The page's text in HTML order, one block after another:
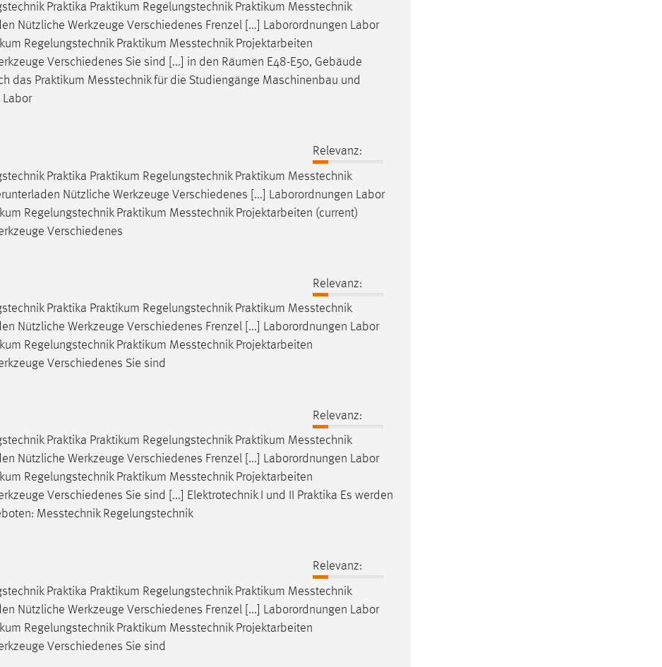
Praktika Praktikum Regelungstechnik Praktikum Messtechnik
Nützliche Werkzeuge Verschiedenes Frenzel [...] Laborordnungen Labor
Regelungstechnik Praktikum MesstechnikProjektarbeiten
Verschiedenes Sie sind [...] in den Räumen E48-E50, Gebäude
das Praktikum Messtechnikfür die Studiengänge Maschinenbau und
Labor
Relevanz:
Praktika Praktikum Regelungstechnik Praktikum Messtechnik
Nützliche Werkzeuge Verschiedenes [...] Laborordnungen Labor
Regelungstechnik Praktikum MesstechnikProjektarbeiten (current)
Verschiedenes
Relevanz:
Praktika Praktikum Regelungstechnik Praktikum Messtechnik
Nützliche Werkzeuge Verschiedenes Frenzel [...] Laborordnungen Labor
Regelungstechnik Praktikum MesstechnikProjektarbeiten
Verschiedenes Sie sind
Relevanz:
Praktika Praktikum Regelungstechnik Praktikum Messtechnik
Nützliche Werkzeuge Verschiedenes Frenzel [...] Laborordnungen Labor
Regelungstechnik Praktikum MesstechnikProjektarbeiten
Verschiedenes Sie sind [...] Elektrotechnik I und II Praktika Es werden
MesstechnikRegelungstechnik
Relevanz:
Praktika Praktikum Regelungstechnik Praktikum Messtechnik
Nützliche Werkzeuge Verschiedenes Frenzel [...] Laborordnungen Labor
Regelungstechnik Praktikum MesstechnikProjektarbeiten
Verschiedenes Sie sind